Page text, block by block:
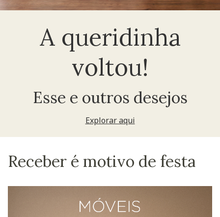
A queridinha
voltou!
Esse e outros desejos
Explorar aqui
Receber é motivo de festa